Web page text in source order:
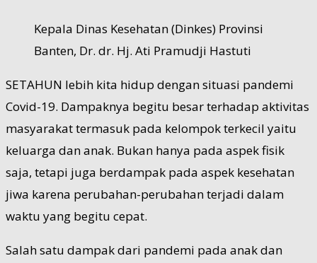
Kepala Dinas Kesehatan (Dinkes) Provinsi
Banten, Dr. dr. Hj. Ati Pramudji Hastuti
SETAHUN lebih kita hidup dengan situasi pandemi
Covid-19. Dampaknya begitu besar terhadap aktivitas
masyarakat termasuk pada kelompok terkecil yaitu
keluarga dan anak. Bukan hanya pada aspek fisik
saja, tetapi juga berdampak pada aspek kesehatan
jiwa karena perubahan-perubahan terjadi dalam
waktu yang begitu cepat.
Salah satu dampak dari pandemi pada anak dan